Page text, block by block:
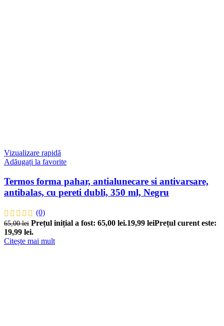
Vizualizare rapidă
Adăugați la favorite
Termos forma pahar, antialunecare si antivarsare,
antibalas, cu pereti dubli, 350 ml, Negru
(0)
65,00lei Prețul inițial a fost: 65,00 lei.19,99 leiPrețul curent este:
19,99 lei.
Citește mai mult